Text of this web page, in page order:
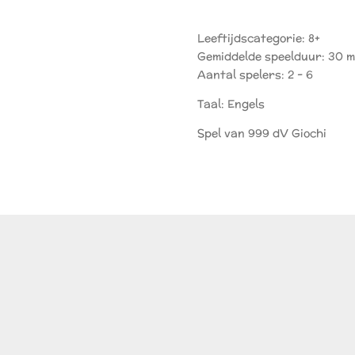
Leeftijdscategorie: 8+
Gemiddelde speelduur: 30
Aantal spelers: 2 - 6
Taal: Engels
Spel van 999 dV Giochi